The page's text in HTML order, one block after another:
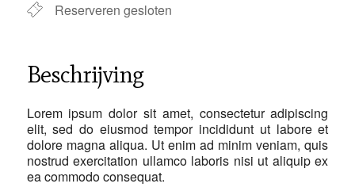
Reserveren gesloten
Beschrijving
Lorem ipsum dolor sit amet, consectetur adipiscing
elit, sed do eiusmod tempor incididunt ut labore et
dolore magna aliqua. Ut enim ad minim veniam, quis
nostrud exercitation ullamco laboris nisi ut aliquip ex
ea commodo consequat.